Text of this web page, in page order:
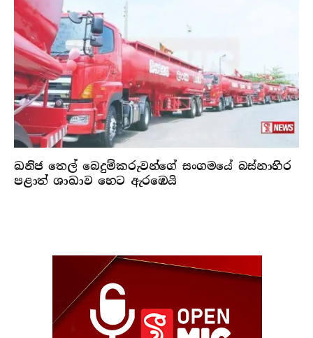
ඛනිජ තෙල් බෙදුම්කරුවන්ගේ සංගමයේ බස්නාහිර
පළාත් ශාඛාව හෙට ඇරඹෙයි